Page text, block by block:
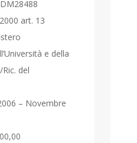
art. 13
e della
del
– Novembre